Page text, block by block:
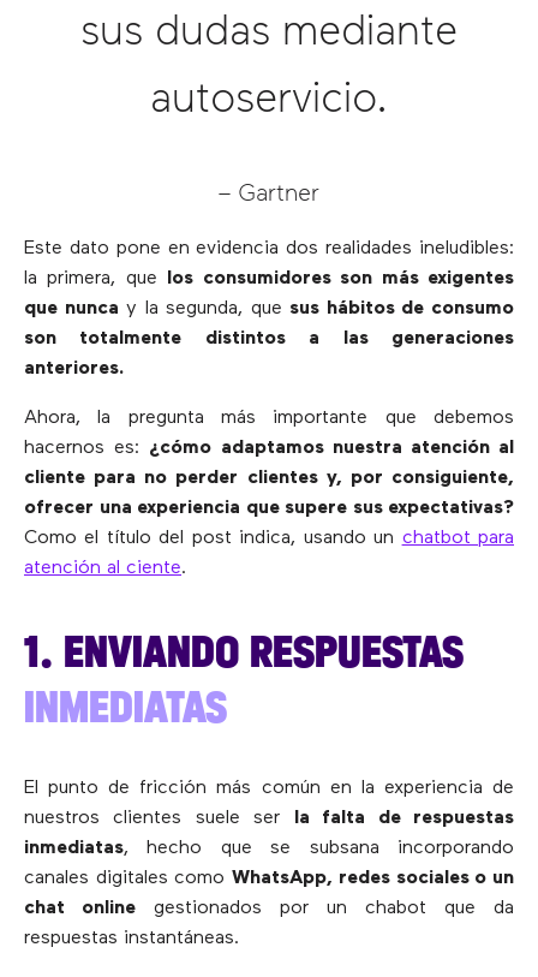
sus dudas mediante
autoservicio.
– Gartner
Este dato pone en evidencia dos realidades ineludibles:
la primera, que
los consumidores son más exigentes
que nunca y la segunda, que sus hábitos de consumo
son totalmente distintos a las generaciones
anteriores.
Ahora, la pregunta más importante que debemos
hacernos es: ¿cómo adaptamos nuestra atención al
cliente para no perder clientes y, por consiguiente,
ofrecer una experiencia que supere sus expectativas?
Como el título del post indica, usando un chatbot para
atención al ciente.
1. ENVIANDO RESPUESTAS
INMEDIATAS
El punto de fricción más común en la experiencia de
nuestros clientes suele ser la falta de respuestas
inmediatas, hecho que se subsana incorporando
canales digitales comoWhatsApp, redes sociales o un
chat online gestionados por un chabot que da
respuestas instantáneas.